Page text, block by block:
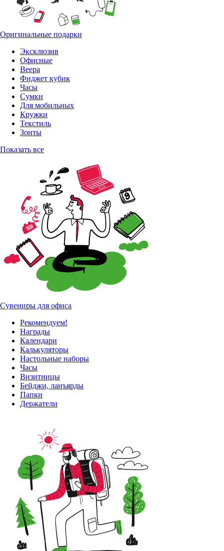
Оригинальные подарки
Эксклюзив
Офисные
Веера
Фиджет кубик
Часы
Сумки
Для мобильных
Кружки
Текстиль
Зонты
Показать все
Сувениры для офиса
Рекомендуем!
Награды
Календари
Калькуляторы
Настольные наборы
Часы
Визитницы
Бейджи, ланъярды
Папки
Держатели